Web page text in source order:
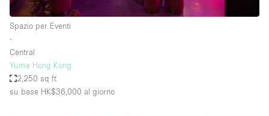
Acquista Condividi
Atelier / Laboratorio
Spazio per Eventi
∙
Central
Yume Hong Kong
2,250 sq ft
su base HK$36,000 al giorno